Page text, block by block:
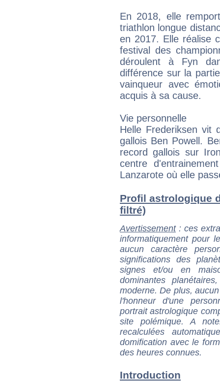
En 2018, elle
triathlon longue
en 2017. Elle réalise
festival des
déroulent à Fyn
différence sur la
vainqueur avec
acquis à sa cause.
Vie personnelle
Helle Frederiksen vit
gallois Ben Powell.
record gallois sur
centre
Lanzarote où elle
Profil astrologique
filtré)
Avertissement: ces
informatiquement pour
aucun caractère
significations des
signes et/ou en
dominantes
moderne. De plus,
l'honneur d'une
portrait astrologique
site polémique. A
recalculées
domification avec le
des heures connues.
Introduction